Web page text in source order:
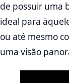
de possuir uma
ideal para
ou até mesmo
uma visão